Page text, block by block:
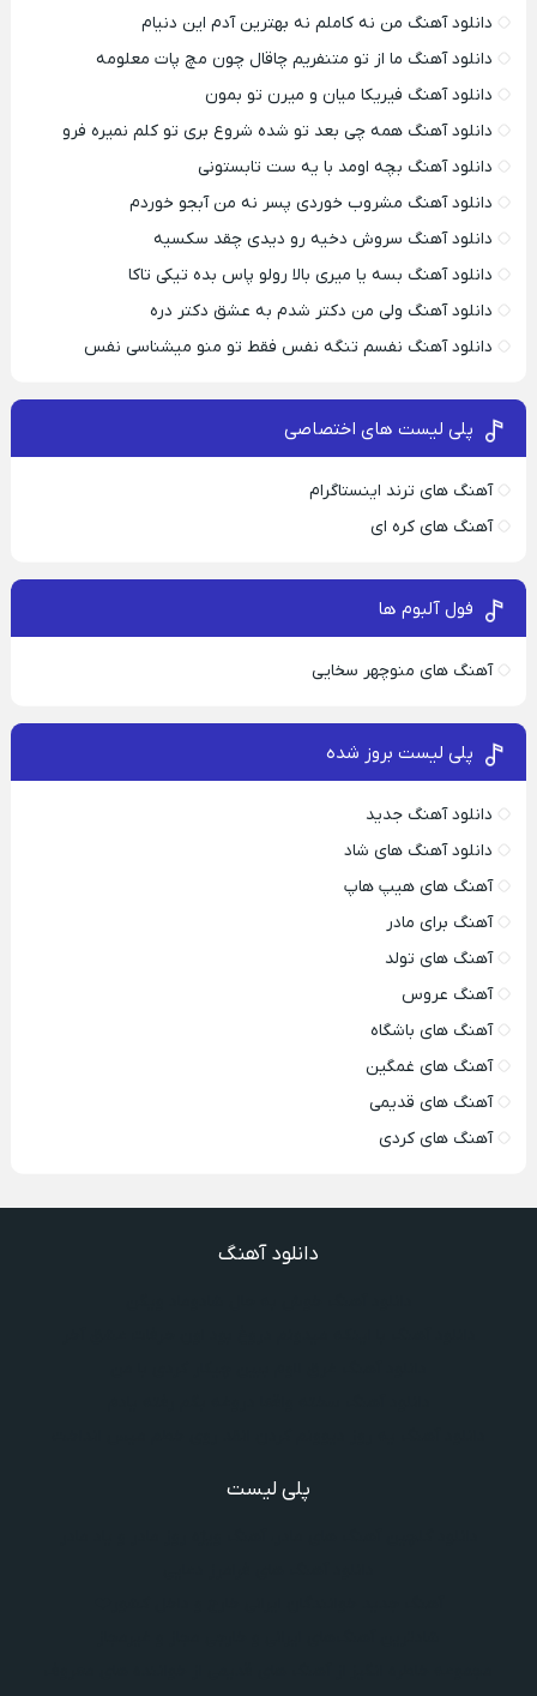
دانلود آهنگ من نه کاملم نه بهترین آدم این دنیام
دانلود آهنگ ما از تو متنفریم چاقال چون مچ پات معلومه
دانلود آهنگ فیریکا میان و میرن تو بمون
دانلود آهنگ همه چی بعد تو شده شروع بری تو کلم نمیره فرو
دانلود آهنگ بچه اومد با یه ست تابستونی
دانلود آهنگ مشروب خوردی پسر نه من آبجو خوردم
دانلود آهنگ سروش دخیه رو دیدی چقد سکسیه
دانلود آهنگ بسه یا میری بالا رولو پاس بده تیکی تاکا
دانلود آهنگ ولی من دکتر شدم به عشق دکتر دره
دانلود آهنگ نفسم تنگه نفس فقط تو منو میشناسی نفس
پلی لیست های اختصاصی
آهنگ های ترند اینستاگرام
آهنگ های کره ای
فول آلبوم ها
آهنگ های منوچهر سخایی
پلی لیست بروز شده
دانلود آهنگ جدید
دانلود آهنگ های شاد
آهنگ های هیپ هاپ
آهنگ برای مادر
آهنگ های تولد
آهنگ عروس
آهنگ های باشگاه
آهنگ های غمگین
آهنگ های قدیمی
آهنگ های کردی
دانلود آهنگ
پلی لیست